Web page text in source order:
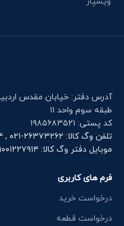
طبقه سوم واحد ۱۱
کد پستی: ۱۹۸۵۶۸۳۵۲۱
تلفن وگ کالا: ۲۶۳۷۳۲۶۲-۰۲۱ , ۲۶۳۷۳۲۶۴-۰۲۱
موبایل دفتر وگ کالا: ۰۹۰۰۱۲۲۷۹۱۴
فرم های کاربری
درخواست خرید
درخواست قطعه